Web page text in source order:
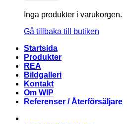
Inga produkter i varukorgen.
Gå tillbaka till butiken
Startsida
Produkter
REA
Bildgalleri
Kontakt
Om WIP
Referenser / Återförsäljare